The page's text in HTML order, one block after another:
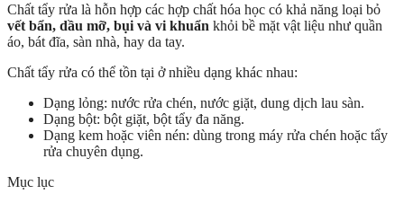
Chất tẩy rửa là hỗn hợp các hợp chất hóa học có khả năng loại bỏ
vết bẩn, dầu mỡ, bụi và vi khuẩn khỏi bề mặt vật liệu như quần
áo, bát đĩa, sàn nhà, hay da tay.
Chất tẩy rửa có thể tồn tại ở nhiều dạng khác nhau:
Dạng lỏng: nước rửa chén, nước giặt, dung dịch lau sàn.
Dạng bột: bột giặt, bột tẩy đa năng.
Dạng kem hoặc viên nén: dùng trong máy rửa chén hoặc tẩy
rửa chuyên dụng.
Mục lục